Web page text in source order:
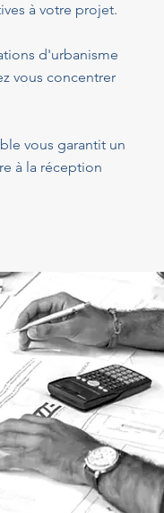
à votre projet.
d'urbanisme
vous concentrer
vous garantit un
à la réception